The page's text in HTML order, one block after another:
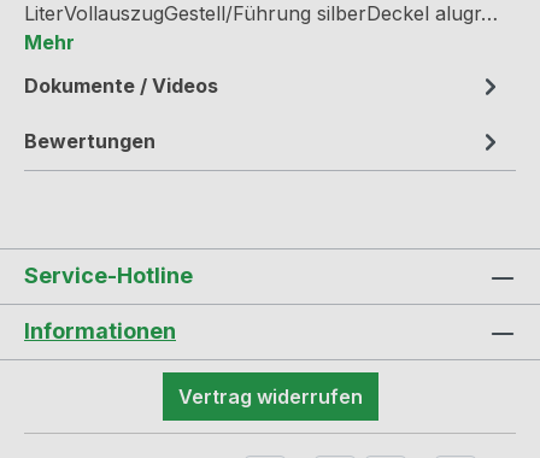
LiterVollauszugGestell/Führung silberDeckel alugr…
Mehr
Dokumente / Videos
Bewertungen
Service-Hotline
Informationen
Vertrag widerrufen